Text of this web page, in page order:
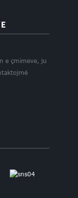
e çmimeve, ju